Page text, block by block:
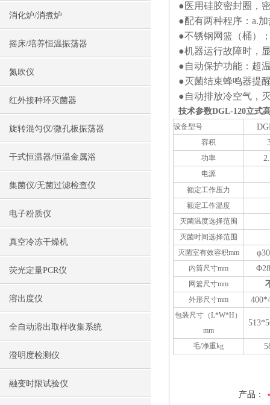
消化炉/消煮炉
摇床/培养恒温振荡器
氮吹仪
红外接种环灭菌器
旋转混匀仪/微孔板振荡器
干式恒温器/恒温金属浴
集菌仪/无菌过滤检查仪
电子粉质仪
真空冷冻干燥机
荧光定量PCR仪
溶出度仪
全自动溶出取样收集系统
澄明度检测仪
融变时限试验仪
●医用硅胶密封圈，
●配有两种程序：a.
●不锈钢网篮（桶）
●机器运行故障时，
●自动保护功能：超
●灭菌结束蜂鸣器提
●自动排放冷空气，
技术参数DGL-120立式
设备型号
容积
功率
电源
额定工作压力
额定工作温度
灭菌温度选择范围
灭菌时间选择范围
灭菌室有效容积mm
φ30
内筒尺寸mm Φ
网篮尺寸mm
外形尺寸mm 400*
包装尺寸 （L*W*H ）
mm
513*
毛/净重kg
产品：